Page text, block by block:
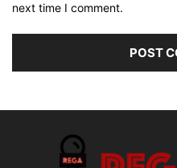
next time I comment.